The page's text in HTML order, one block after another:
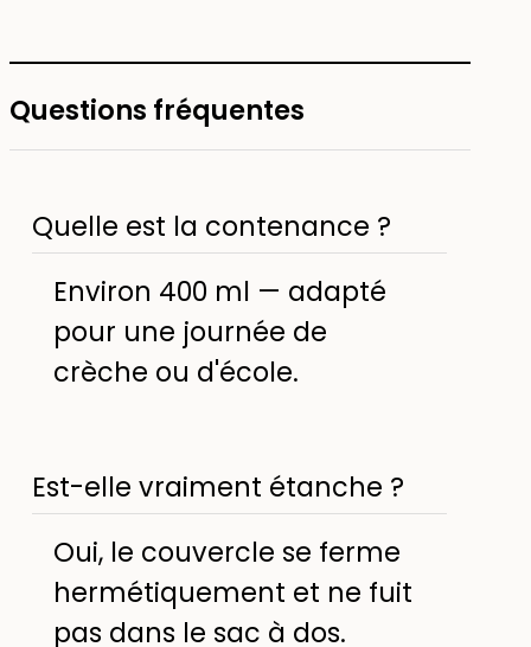
Questions fréquentes
Quelle est la contenance ?
Environ 400 ml — adapté
pour une journée de
crèche ou d'école.
Est-elle vraiment étanche ?
Oui, le couvercle se ferme
hermétiquement et ne fuit
pas dans le sac à dos.